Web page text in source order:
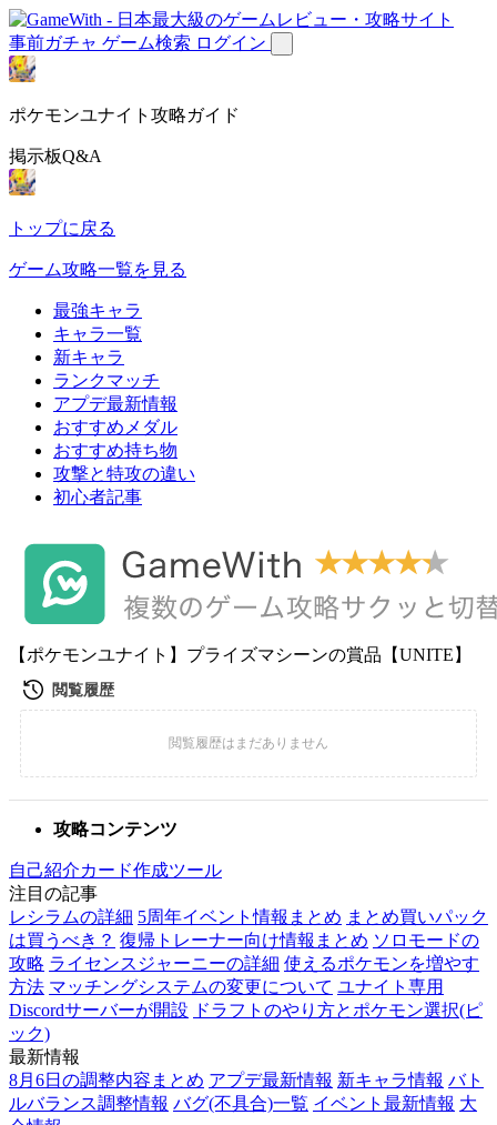
事前ガチャ ゲーム検索 ログイン
ポケモンユナイト攻略ガイド
掲示板Q&A
トップに戻る
ゲーム攻略一覧を見る
最強キャラ
キャラ一覧
新キャラ
ランクマッチ
アプデ最新情報
おすすめメダル
おすすめ持ち物
攻撃と特攻の違い
初心者記事
【ポケモンユナイト】プライズマシーンの賞品【UNITE】
攻略コンテンツ
自己紹介カード作成ツール
注目の記事
レシラムの詳細 5周年イベント情報まとめ まとめ買いパック
は買うべき？ 復帰トレーナー向け情報まとめ ソロモードの
攻略 ライセンスジャーニーの詳細 使えるポケモンを増やす
方法 マッチングシステムの変更について ユナイト専用
Discordサーバーが開設 ドラフトのやり方とポケモン選択(ピ
ック)
最新情報
8月6日の調整内容まとめ アプデ最新情報 新キャラ情報 バト
ルバランス調整情報 バグ(不具合)一覧 イベント最新情報 大